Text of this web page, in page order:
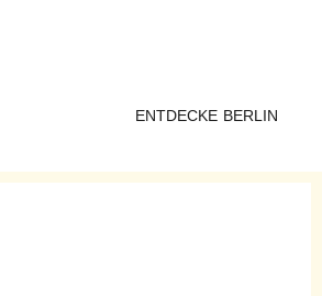
ENTDECKE BERLIN